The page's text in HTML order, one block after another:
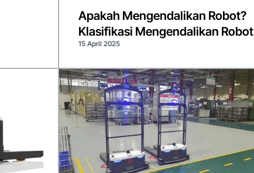
Apakah Mengendalikan Robot?
Klasifikasi Mengendalikan Robot
15 April 2025